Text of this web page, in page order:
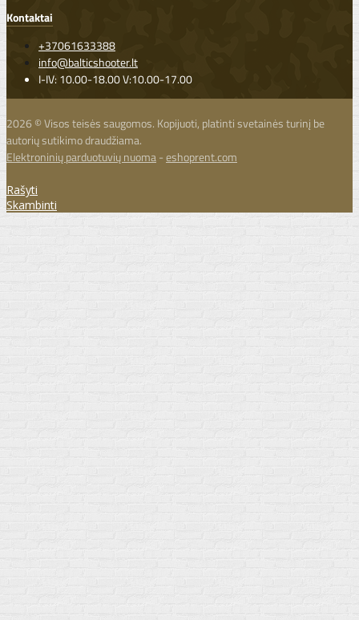
Kontaktai
+37061633388
info@balticshooter.lt
I-IV: 10.00-18.00 V:10.00-17.00
2026 © Visos teisės saugomos. Kopijuoti, platinti svetainės turinį be
autorių sutikimo draudžiama.
Elektroninių parduotuvių nuoma-eshoprent.com
Rašyti
Skambinti